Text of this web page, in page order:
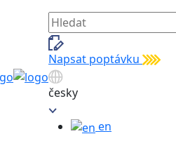
Napsat poptávku
česky
en